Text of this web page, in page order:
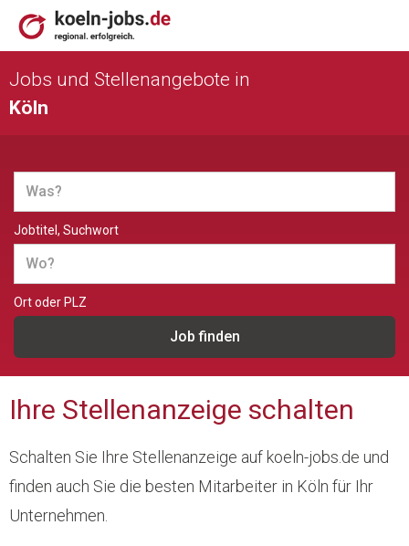
Jobs und Stellenangebote in
Köln
Jobtitel, Suchwort
Ort oder PLZ
Ihre Stellenanzeige schalten
Schalten Sie Ihre Stellenanzeige auf koeln-jobs.de und
finden auch Sie die besten Mitarbeiter in Köln für Ihr
Unternehmen.